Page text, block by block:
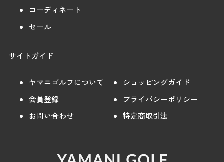
コーディネート
セール
サイトガイド
ヤマニゴルフについて
ショッピングガイド
会員登録
プライバシーポリシー
お問い合わせ
特定商取引法